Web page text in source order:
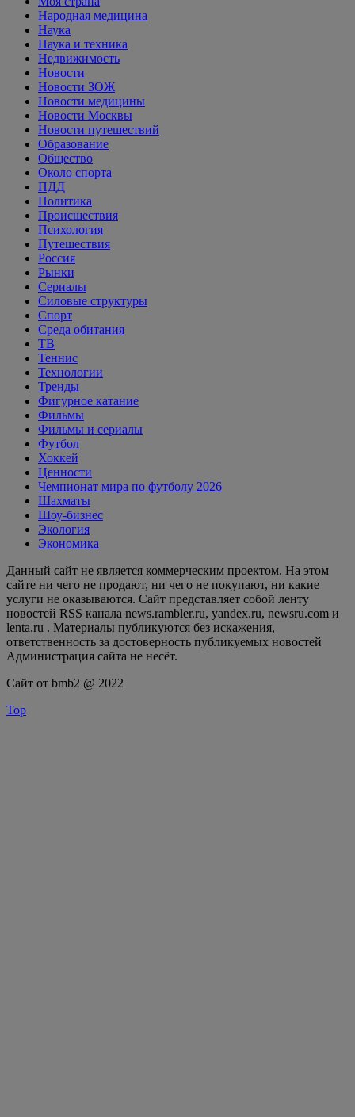
Народная медицина
Наука
Наука и техника
Недвижимость
Новости
Новости ЗОЖ
Новости медицины
Новости Москвы
Новости путешествий
Образование
Общество
Около спорта
ПДД
Политика
Происшествия
Психология
Путешествия
Россия
Рынки
Сериалы
Силовые структуры
Спорт
Среда обитания
ТВ
Теннис
Технологии
Тренды
Фигурное катание
Фильмы
Фильмы и сериалы
Футбол
Хоккей
Ценности
Чемпионат мира по футболу 2026
Шахматы
Шоу-бизнес
Экология
Экономика
Данный сайт не является коммерческим проектом. На этом
сайте ни чего не продают, ни чего не покупают, ни какие
услуги не оказываются. Сайт представляет собой ленту
новостей RSS канала news.rambler.ru, yandex.ru, newsru.com и
lenta.ru . Материалы публикуются без искажения,
ответственность за достоверность публикуемых новостей
Администрация сайта не несёт.
Сайт от bmb2 @ 2022
Top